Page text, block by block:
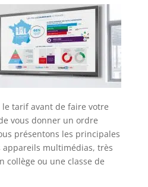
tarif avant de faire votre
vous donner un ordre
présentons les principales
appareils multimédias, très
collège ou une classe de